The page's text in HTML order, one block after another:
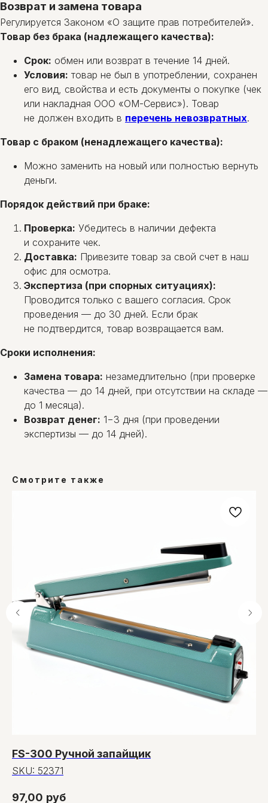
Возврат и замена товара
Регулируется Законом «О защите прав потребителей».
Товар без брака (надлежащего качества):
Срок: обмен или возврат в течение 14 дней.
Условия: товар не был в употреблении, сохранен
его вид, свойства и есть документы о покупке (чек
или накладная ООО «ОМ-Сервис»). Товар
не должен входить в перечень невозвратных.
Товар с браком (ненадлежащего качества):
Можно заменить на новый или полностью вернуть
деньги.
Порядок действий при браке:
Проверка: Убедитесь в наличии дефекта
и сохраните чек.
Доставка: Привезите товар за свой счет в наш
офис для осмотра.
Экспертиза (при спорных ситуациях):
Проводится только с вашего согласия. Срок
проведения — до 30 дней. Если брак
не подтвердится, товар возвращается вам.
Сроки исполнения:
Замена товара: незамедлительно (при проверке
качества — до 14 дней, при отсутствии на складе —
до 1 месяца).
Возврат денег: 1−3 дня (при проведении
экспертизы — до 14 дней).
Смотрите также
FS-300 Ручной запайщик
SKU: 52371
97,00 руб